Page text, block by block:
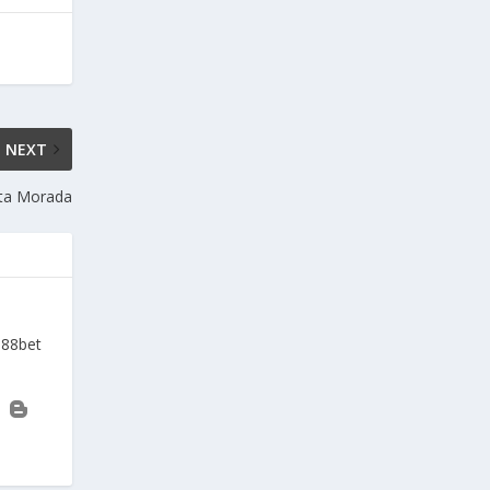
NEXT
Morada